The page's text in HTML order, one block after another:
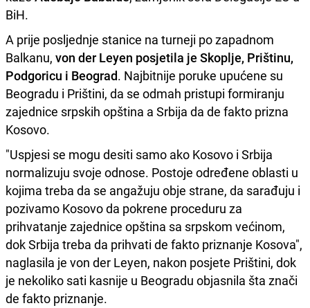
BiH.
A prije posljednje stanice na turneji po zapadnom
Balkanu, von der Leyen posjetila je Skoplje, Prištinu,
Podgoricu i Beograd. Najbitnije poruke upućene su
Beogradu i Prištini, da se odmah pristupi formiranju
zajednice srpskih opština a Srbija da de fakto prizna
Kosovo.
"Uspjesi se mogu desiti samo ako Kosovo i Srbija
normalizuju svoje odnose. Postoje određene oblasti u
kojima treba da se angažuju obje strane, da sarađuju i
pozivamo Kosovo da pokrene proceduru za
prihvatanje zajednice opština sa srpskom većinom,
dok Srbija treba da prihvati de fakto priznanje Kosova",
naglasila je von der Leyen, nakon posjete Prištini, dok
je nekoliko sati kasnije u Beogradu objasnila šta znači
de fakto priznanje.